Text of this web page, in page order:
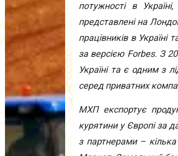
потужності в
представлені на
працівників в
за версією Forbes. З
Україні та є одним з
серед приватних
МХП експортує
курятини у Європі за
з партнерами –